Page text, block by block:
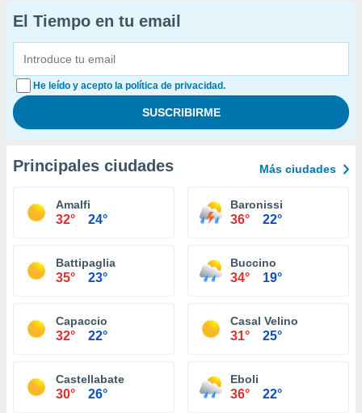
El Tiempo en tu email
He leído y acepto la política de privacidad.
Principales ciudades Más ciudades
Amalfi
32° 24°
Baronissi
36° 22°
Battipaglia
35° 23°
Buccino
34° 19°
Capaccio
32° 22°
Casal Velino
31° 25°
Castellabate
30° 26°
Eboli
36° 22°